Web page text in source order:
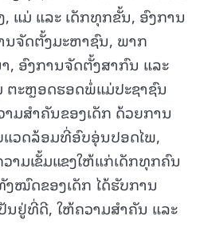
ແມ່ ແລະ ເດັກທຸກຂັ້ນ, ອົງການ
ນຈັດຕັ້ງມະຫາຊົນ, ພາກ
, ອົງການຈັດຕັ້ງສາກົນ ແລະ
ຕະຫຼອດຮອດພໍ່ແມ່ປະຊາຊົນ
ມສໍາຄັນຂອງເດັກ ດ້ວຍການ
ແວດລ້ອມທີ່ອົບອຸ່ນປອດໄພ,
າມເຂັ້ມແຂງໃຫ້ແກ່ເດັກທຸກຄົນ
ໝົດຂອງເດັກ ໄດ້ຮັບການ
ນຢູ່ທີ່ດີ, ໃຫ້ຄວາມສຳຄັນ ແລະ